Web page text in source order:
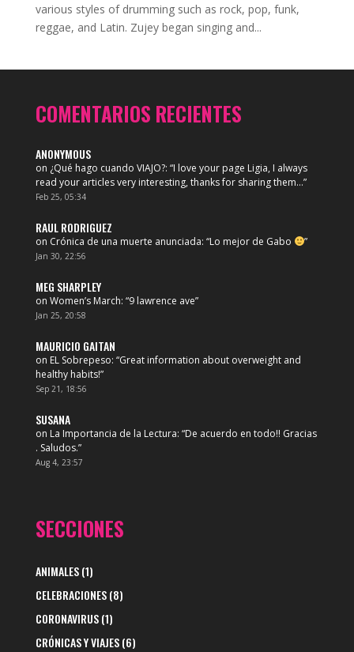
various styles of drumming such as rock, pop, funk,
reggae, and Latin. Zujey began singing and...
COMENTARIOS RECIENTES
ANONYMOUS
on ¿Qué hago cuando VIAJO?: “I love your page Ligia, I always
read your articles very interesting, thanks for sharing them…”
Feb 25, 05:34
RAUL RODRIGUEZ
on Crónica de una muerte anunciada: “Lo mejor de Gabo ”
Jan 30, 22:56
MEG SHARPLEY
on Women’s March: “9 lawrence ave”
Jan 25, 20:58
MAURICIO GAITAN
on EL Sobrepeso: “Great information about overweight and
healthy habits!”
Sep 21, 18:56
SUSANA
on La Importancia de la Lectura: “De acuerdo en todo!! Gracias
. Saludos.”
Aug 4, 23:57
SECCIONES
ANIMALES(1)
CELEBRACIONES(8)
CORONAVIRUS(1)
CRÓNICAS Y VIAJES(6)